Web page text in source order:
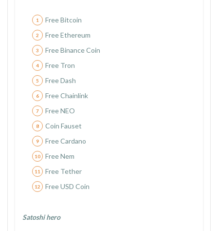
Free Bitcoin
Free Ethereum
Free Binance Coin
Free Tron
Free Dash
Free Chainlink
Free NEO
Coin Fauset
Free Cardano
Free Nem
Free Tether
Free USD Coin
Satoshi hero